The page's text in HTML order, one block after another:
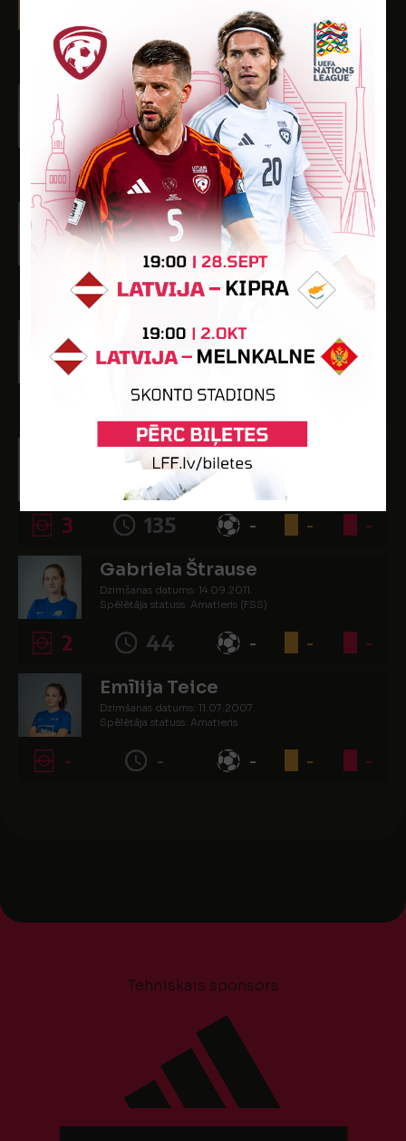
Spēlētāja statuss: Amatieris
1 45 -
Serafima Rodina
Dzimšanas datums: 31.12.2010.
Spēlētāja statuss: Amatieris (FSS)
2 33 - - -
Viktorija Savuškina
Dzimšanas datums: 09.01.2010.
Spēlētāja statuss: Amatieris (FSS)
3 135 - - -
Laura Suharevska
Dzimšanas datums: 24.03.2010.
204 -
Dārta Šteinberga
Dzimšanas datums: 05.08.2005.
Spēlētāja statuss: Amatieris (FSS)
3 135 - - -
Gabriela Štrause
Dzimšanas datums: 14.09.2011.
Spēlētāja statuss: Amatieris (FSS)
2 44 - - -
Emīlija Teice
Dzimšanas datums: 11.07.2007.
Spēlētāja statuss: Amatieris
- - - - -
Tehniskais sponsors